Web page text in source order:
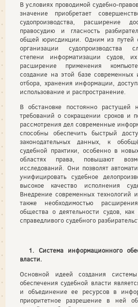
В условиях проводимой судебно-
значение приобретает
судопроизводства, расширение
правосудию и гласность
общей юрисдикции. Одним из путей
организации судопроизводства
степени информатизации судов, их
расширение применения
создание на этой базе
отбора, хранения информации,
использование и распространение.
В обстановке постоянно растущей
требований о сокращении сроков и
рассмотрения дел современные
способны обеспечить быстрый
законодательных данных, к
судебной практики, особенно в
областях права, повышают
исследований. Они позволят
унифицировать судебное
высокое качество исполнения
Внедрение современных технологий
также необходимостью
общества о деятельности судов,
справедливого судебного
1. Система информационного
власти.
Основной идеей создания
обеспечения судебной власти
и объединение ее ресурсов в
приоритетное разрешение в ней